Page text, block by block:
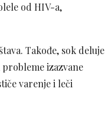
od HIV-a,
Takođe, sok deluje
izazvane
varenje i leči